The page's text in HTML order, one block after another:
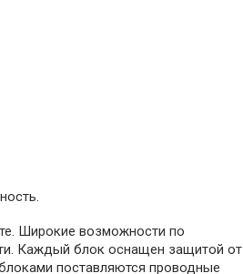
Широкие возможности по
Каждый блок оснащен защитой от
поставляются проводные